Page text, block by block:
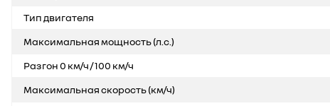
Тип двигателя
Максимальная мощность (л.с.)
Разгон 0 км/ч / 100 км/ч
Максимальная скорость (км/ч)